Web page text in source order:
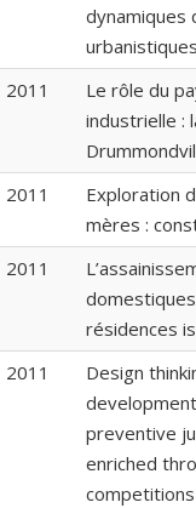
dynamiques
2011
Le rôle du
industrielle :
2011
Exploration
mères :
2011
résidences
2011
Design
preventive
enriched